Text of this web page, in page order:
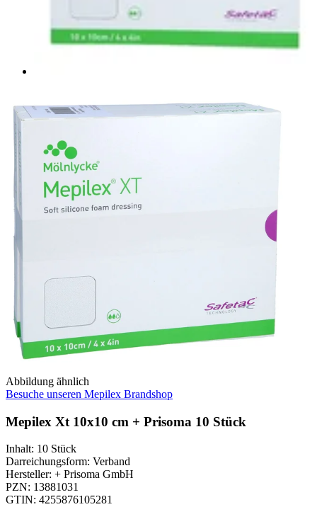
Abbildung ähnlich
Besuche unseren Mepilex Brandshop
Mepilex Xt 10x10 cm + Prisoma 10 Stück
Inhalt: 10 Stück
Darreichungsform: Verband
Hersteller: + Prisoma GmbH
PZN: 13881031
GTIN: 4255876105281